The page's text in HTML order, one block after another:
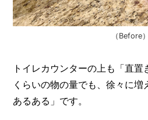
（Before）
トイレカウンターの上も「直
くらいの物の量でも、徐々に増
あるある」です。